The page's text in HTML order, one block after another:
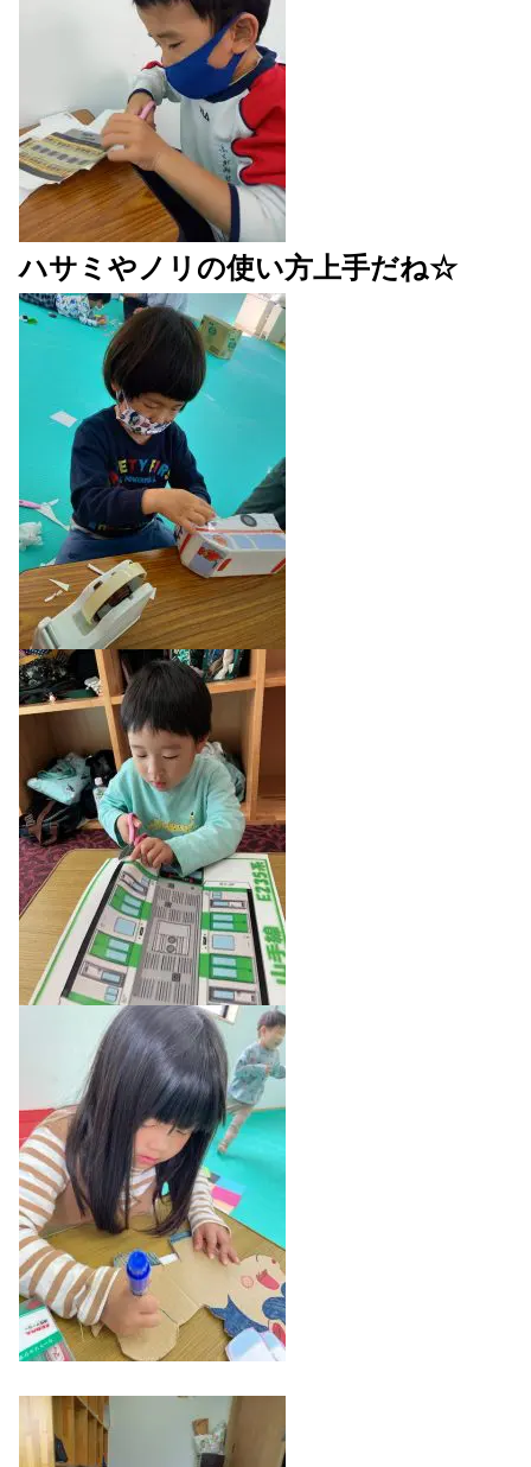
ハサミやノリの使い方上手だね☆